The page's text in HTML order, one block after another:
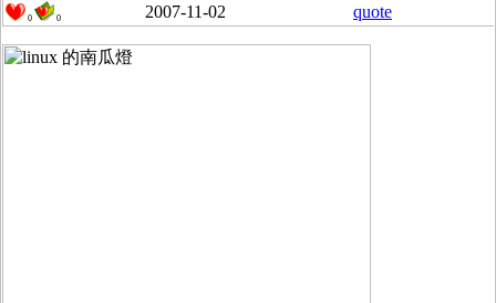
0 0 2007-11-02 quote